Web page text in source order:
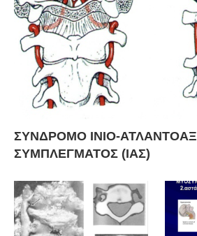
ΣΥΝΔΡΟΜΟ ΙΝΙΟ-
ΣΥΜΠΛΕΓΜΑΤΟΣ (ΙΑΣ)